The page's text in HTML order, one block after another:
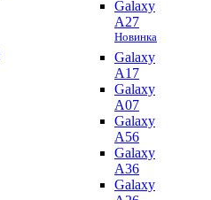
Galaxy
A27
Новинка
Galaxy
A17
Galaxy
A07
Galaxy
A56
Galaxy
A36
Galaxy